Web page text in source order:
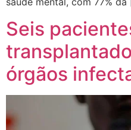
Seis
órgãos